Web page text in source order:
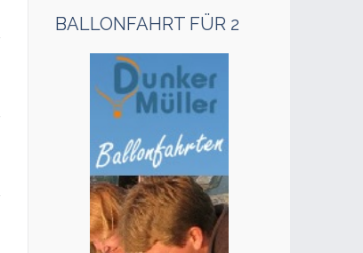
BALLONFAHRT FÜR 2